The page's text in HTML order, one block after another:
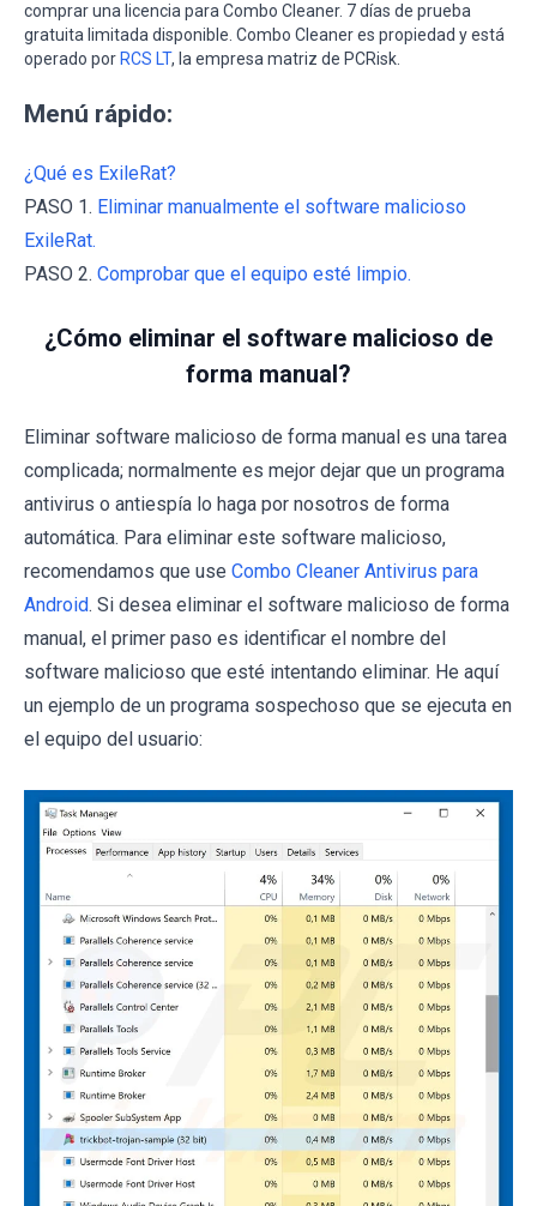
comprar una licencia para Combo Cleaner. 7 días de prueba
gratuita limitada disponible. Combo Cleaner es propiedad y está
operado por RCS LT, la empresa matriz de PCRisk.
Menú rápido:
¿Qué es ExileRat?
PASO 1. Eliminar manualmente el software malicioso
ExileRat.
PASO 2. Comprobar que el equipo esté limpio.
¿Cómo eliminar el software malicioso de
forma manual?
Eliminar software malicioso de forma manual es una tarea
complicada; normalmente es mejor dejar que un programa
antivirus o antiespía lo haga por nosotros de forma
automática. Para eliminar este software malicioso,
recomendamos que use Combo Cleaner Antivirus para
Android. Si desea eliminar el software malicioso de forma
manual, el primer paso es identificar el nombre del
software malicioso que esté intentando eliminar. He aquí
un ejemplo de un programa sospechoso que se ejecuta en
el equipo del usuario: